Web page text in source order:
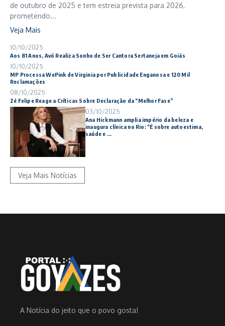
de outubro de 2025 e tem estreia prevista para 2026,
prometendo...
Veja Mais
10/10/2025
Aos 81 Anos, Avó Realiza Sonho de Ser Cantora Sertaneja em Goiás
10/10/2025
MP Processa WePink de Virginia por Publicidade Enganosa e 120 Mil
Reclamações
08/10/2025
Zé Felipe Reage a Críticas Sobre Declaração da “Melhor Fase”
03/10/2025
Ana Hickmann amplia império da beleza e
inaugura clínica no Rio: “É sobre autoestima,
saúde e ...
Veja Mais Notícias
A Notícia do jeito que o povo gosta!